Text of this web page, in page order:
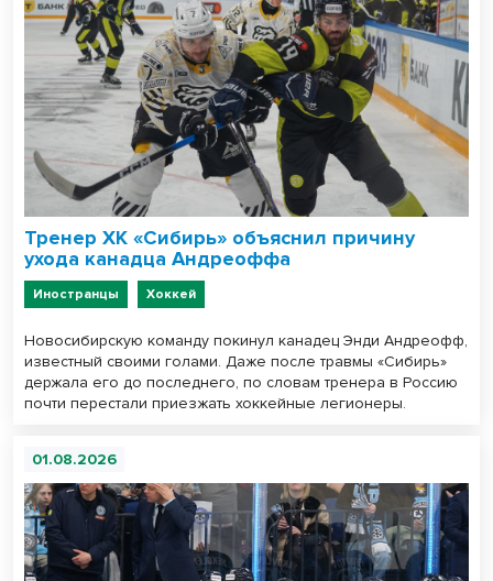
Тренер ХК «Сибирь» объяснил причину
ухода канадца Андреоффа
Иностранцы Хоккей
Новосибирскую команду покинул канадец Энди Андреофф,
известный своими голами. Даже после травмы «Сибирь»
держала его до последнего, по словам тренера в Россию
почти перестали приезжать хоккейные легионеры.
01.08.2026